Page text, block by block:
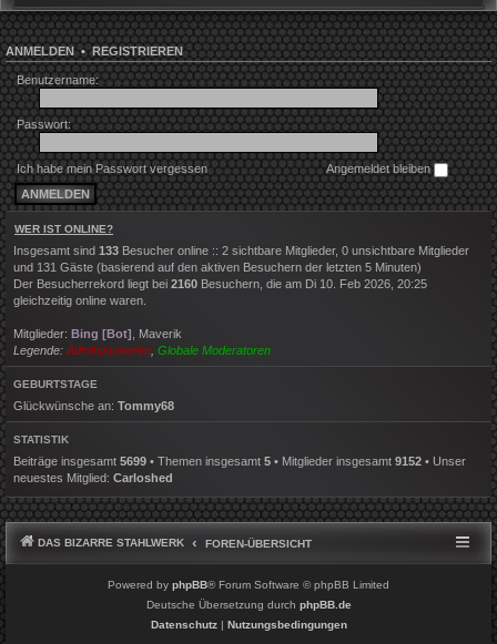
ANMELDEN•REGISTRIEREN
Benutzername:
Passwort:
Ich habe mein Passwort vergessen Angemeldet bleiben
WER IST ONLINE?
Insgesamt sind 133 Besucher online :: 2 sichtbare Mitglieder, 0 unsichtbare Mitglieder
und 131 Gäste (basierend auf den aktiven Besuchern der letzten 5 Minuten)
Der Besucherrekord liegt bei 2160 Besuchern, die am Di 10. Feb 2026, 20:25
gleichzeitig online waren.
Mitglieder: Bing [Bot]
Maverik
Legende: Administratoren Globale Moderatoren
GEBURTSTAGE
Glückwünsche an: Tommy68
STATISTIK
Beiträge insgesamt 5699 • Themen insgesamt 5 • Mitglieder insgesamt 9152 • Unser
neuestes Mitglied: Carloshed
DAS BIZARRE STAHLWERK FOREN-ÜBERSICHT
Powered by phpBB® Forum Software © phpBB Limited
Deutsche Übersetzung durch phpBB.de
Datenschutz| Nutzungsbedingungen